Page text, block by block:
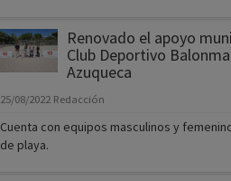
Renovado el apoyo
Club Deportivo
Azuqueca
25/08/2022 Redacción
Cuenta con equipos masculinos y
de playa.